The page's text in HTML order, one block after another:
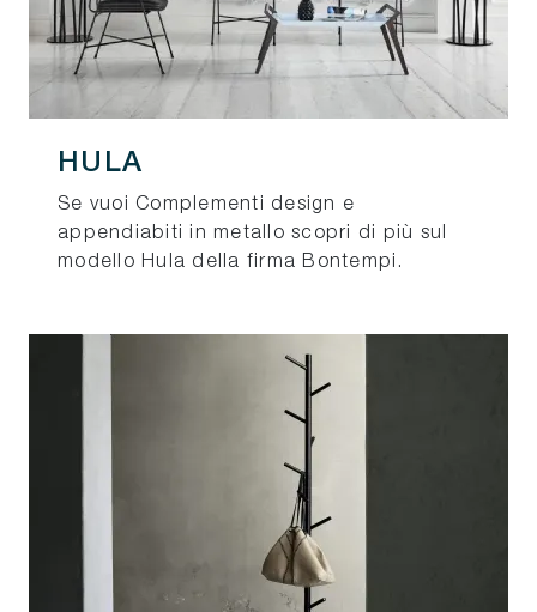
HULA
Se vuoi Complementi design e
appendiabiti in metallo scopri di più sul
modello Hula della firma Bontempi.